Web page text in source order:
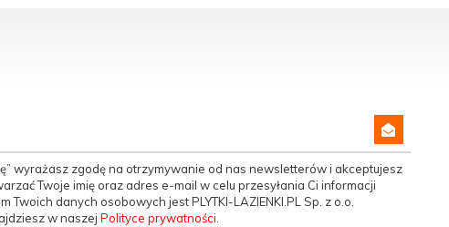
wyrażasz zgodę na otrzymywanie od nas newsletterów i akceptujesz
Twoje imię oraz adres e-mail w celu przesyłania Ci informacji
Twoich danych osobowych jest PLYTKI-LAZIENKI.PL Sp. z o.o.
w naszej Polityce prywatności.